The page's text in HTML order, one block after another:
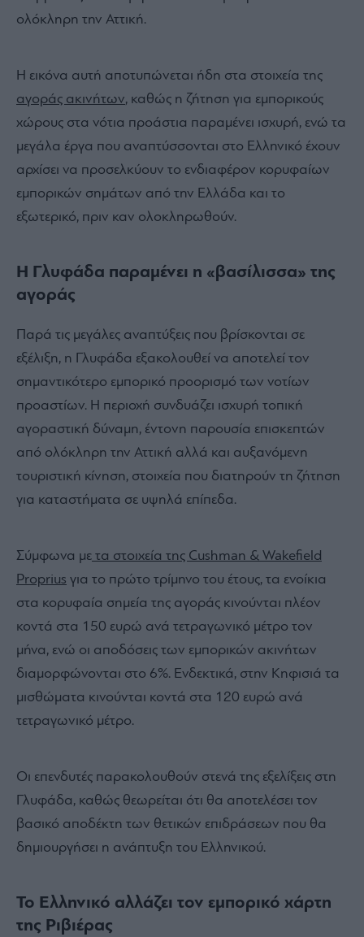
ολόκληρη την Αττική.
Η εικόνα αυτή αποτυπώνεται ήδη στα στοιχεία της
αγοράς ακινήτων, καθώς η ζήτηση για εμπορικούς
χώρους στα νότια προάστια παραμένει ισχυρή, ενώ τα
μεγάλα έργα που αναπτύσσονται στο Ελληνικό έχουν
αρχίσει να προσελκύουν το ενδιαφέρον κορυφαίων
εμπορικών σημάτων από την Ελλάδα και το
εξωτερικό, πριν καν ολοκληρωθούν.
Η Γλυφάδα παραμένει η «βασίλισσα» της
αγοράς
Παρά τις μεγάλες αναπτύξεις που βρίσκονται σε
εξέλιξη, η Γλυφάδα εξακολουθεί να αποτελεί τον
σημαντικότερο εμπορικό προορισμό των νοτίων
προαστίων. Η περιοχή συνδυάζει ισχυρή τοπική
αγοραστική δύναμη, έντονη παρουσία επισκεπτών
από ολόκληρη την Αττική αλλά και αυξανόμενη
τουριστική κίνηση, στοιχεία που διατηρούν τη ζήτηση
για καταστήματα σε υψηλά επίπεδα.
Σύμφωνα με τα στοιχεία της Cushman & Wakefield
Proprius για το πρώτο τρίμηνο του έτους, τα ενοίκια
στα κορυφαία σημεία της αγοράς κινούνται πλέον
κοντά στα 150 ευρώ ανά τετραγωνικό μέτρο τον
μήνα, ενώ οι αποδόσεις των εμπορικών ακινήτων
διαμορφώνονται στο 6%. Ενδεκτικά, στην Κηφισιά τα
μισθώματα κινούνται κοντά στα 120 ευρώ ανά
τετραγωνικό μέτρο.
Οι επενδυτές παρακολουθούν στενά της εξελίξεις στη
Γλυφάδα, καθώς θεωρείται ότι θα αποτελέσει τον
βασικό αποδέκτη των θετικών επιδράσεων που θα
δημιουργήσει η ανάπτυξη του Ελληνικού.
Το Ελληνικό αλλάζει τον εμπορικό χάρτη
της Ριβιέρας